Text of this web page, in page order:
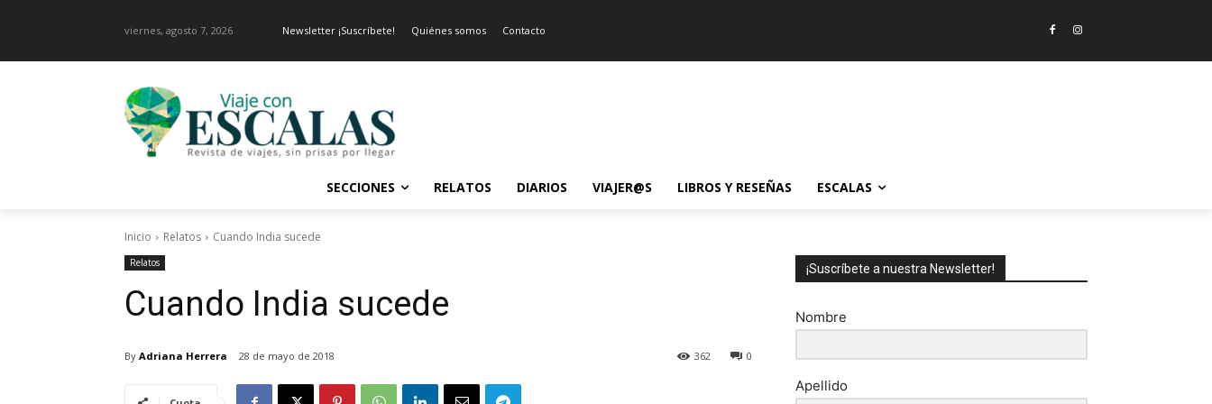
viernes, agosto 7, 2026 Newsletter ¡Suscríbete! Quiénes somos Contacto
SECCIONES RELATOS DIARIOS VIAJER@S LIBROS Y RESEÑAS ESCALAS
Inicio Relatos Cuando India sucede
Relatos
Cuando India sucede
By Adriana Herrera 28 de mayo de 2018 0
362
¡Suscríbete a nuestra Newsletter!
Nombre
Apellido